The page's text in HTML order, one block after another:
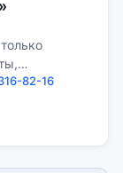
82-16